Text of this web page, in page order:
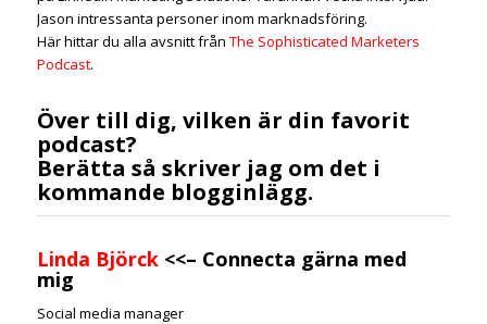
Jason intressanta personer inom marknadsföring.
Här hittar du alla avsnitt från The Sophisticated Marketers
Podcast.
Över till dig, vilken är din favorit
podcast?
Berätta så skriver jag om det i
kommande blogginlägg.
Linda Björck <<– Connecta gärna med
mig
Social media manager